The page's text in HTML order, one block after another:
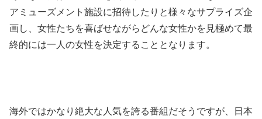
アミューズメント施設に招待したりと様々なサプライズ企
画し、女性たちを喜ばせながらどんな女性かを見極めて最
終的には一人の女性を決定することとなります。
海外ではかなり絶大な人気を誇る番組だそうですが、日本